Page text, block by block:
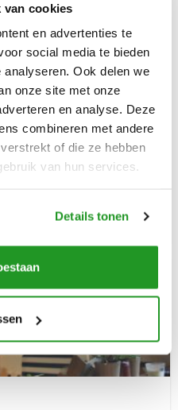
van cookies
en advertenties te
social media te bieden
Ook delen we
onze site met onze
en analyse. Deze
combineren met andere
of die ze hebben
van hun services.
Details tonen
is gelegen in de regio
tot rust in het leuke dorpje
10 99 23